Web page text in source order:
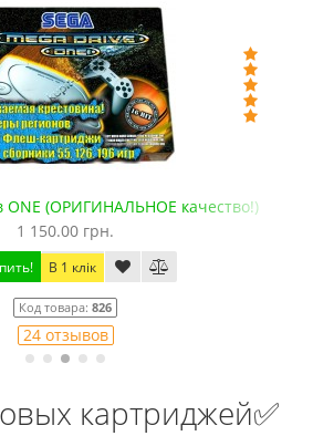
ONE (ОРИГИНАЛЬНОЕ качество!)
1 150.00 грн.
В 1 клік
Код товара: 826
24 отзывов
картриджей✅